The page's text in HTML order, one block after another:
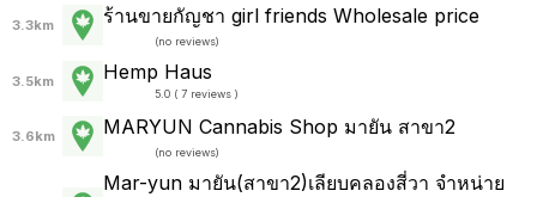
3.3km ร้านขายกัญชา girl friends Wholesale price
(no reviews)
3.5km Hemp Haus
5.0 ( 7 reviews )
3.6km MARYUN Cannabis Shop มายัน สาขา2
(no reviews)
Mar-yun มายัน(สาขา2)เลียบคลองสี่วา จำหน่าย